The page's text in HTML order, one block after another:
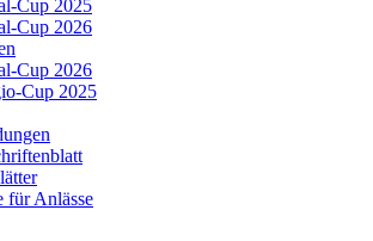
Cup 2025
Cup 2026
Cup 2026
Cup 2025
für Anlässe